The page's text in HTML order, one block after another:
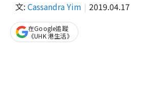
文: Cassandra Yim 2019.04.17
在Google追蹤
《UHK 港生活》